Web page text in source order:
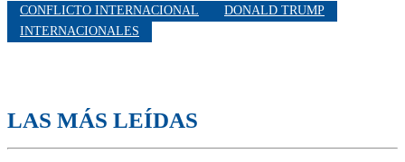
CONFLICTO INTERNACIONAL
DONALD TRUMP
INTERNACIONALES
LAS MÁS LEÍDAS